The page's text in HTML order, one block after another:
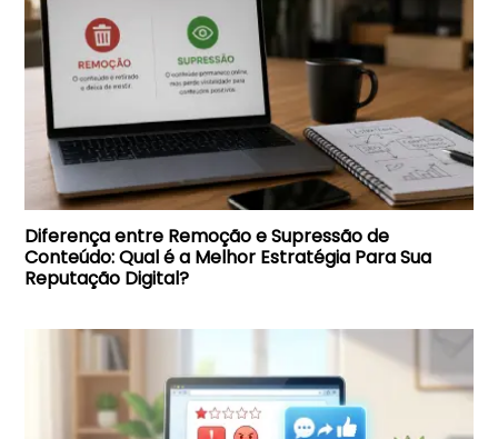
Diferença entre Remoção e Supressão de
Conteúdo: Qual é a Melhor Estratégia Para Sua
Reputação Digital?